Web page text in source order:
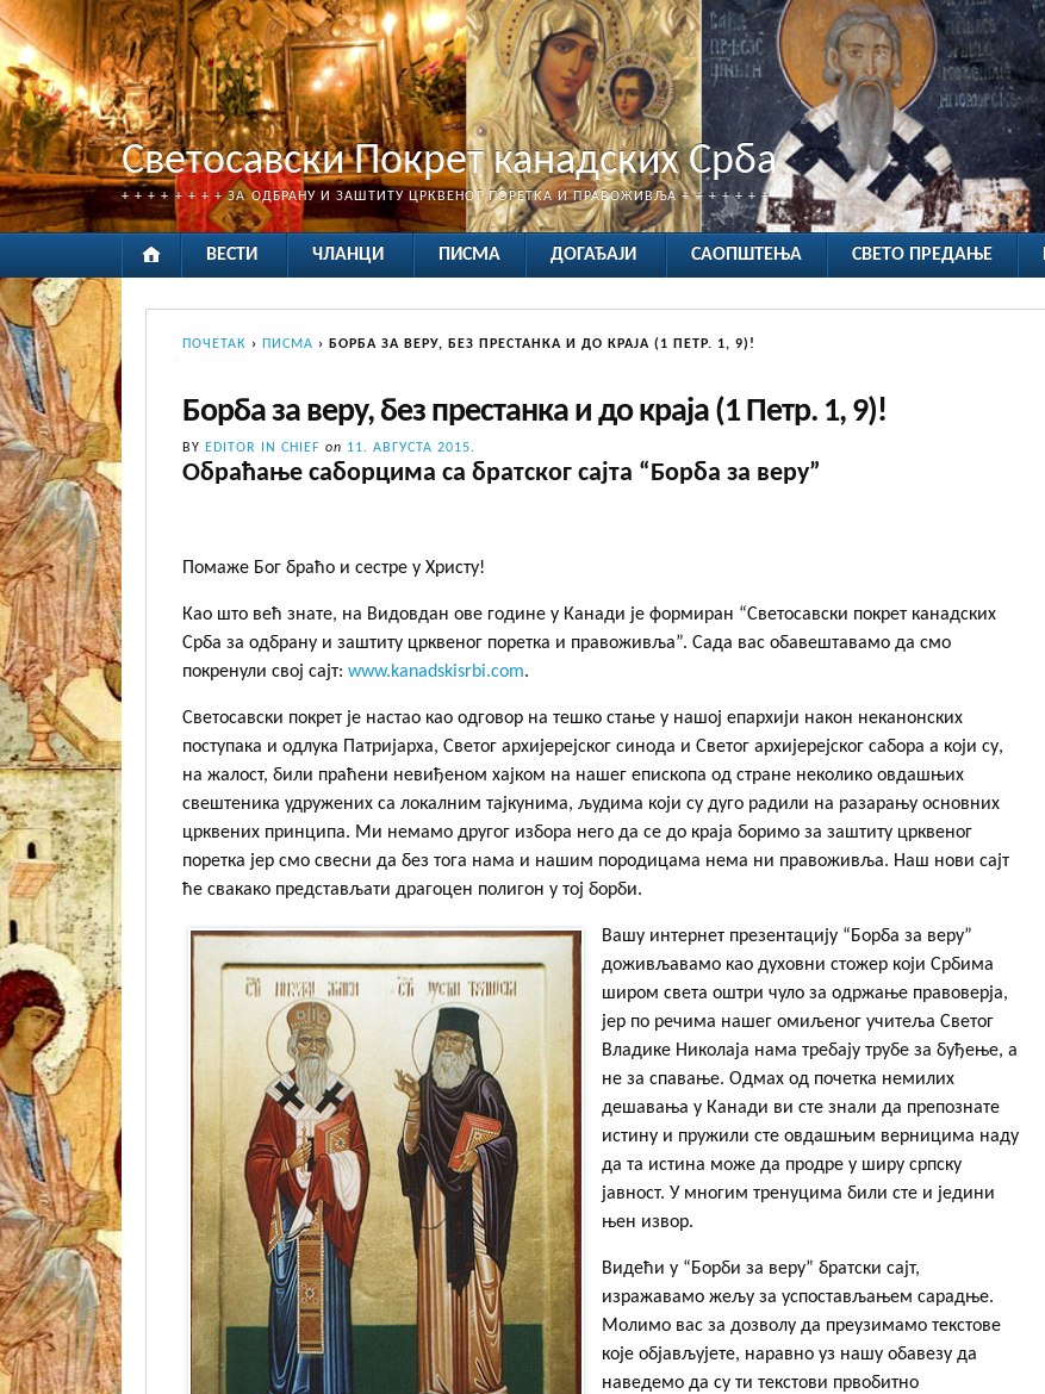
Светосавски Покрет канадских Срба
+ + + + + + + + ЗА ОДБРАНУ И ЗАШТИТУ ЦРКВЕНОГ ПОРЕТКА И ПРАВОЖИВЉА + + + + + + +
ВЕСТИ ЧЛАНЦИ ПИСМА ДОГАЂАЈИ САОПШТЕЊА СВЕТО ПРЕДАЊЕ
ПОЧЕТАК › ПИСМА › БОРБА ЗА ВЕРУ, БЕЗ ПРЕСТАНКА И ДО КРАЈА (1 ПЕТР. 1, 9)!
Борба за веру, без престанка и до краја (1 Петр. 1, 9)!
BY EDITOR IN CHIEF on 11. АВГУСТА 2015.
Обраћање саборцима са братског сајта “Борба за веру”
Помаже Бог браћо и сестре у Христу!
Као што већ знате, на Видовдан ове године у Канади је формиран “Светосавски покрет канадских
Срба за одбрану и заштиту црквеног поретка и правоживља”. Сада вас обавештавамо да смо
покренули свој сајт: www.kanadskisrbi.com.
Светосавски покрет је настао као одговор на тешко стање у нашој епархији након неканонских
поступака и одлука Патријарха, Светог архијерејског синода и Светог архијерејског сабора а који су,
на жалост, били праћени невиђеном хајком на нашег епископа од стране неколико овдашњих
свештеника удружених са локалним тајкунима, људима који су дуго радили на разарању основних
црквених принципа. Ми немамо другог избора него да се до краја боримо за заштиту црквеног
поретка јер смо свесни да без тога нама и нашим породицама нема ни правоживља. Наш нови сајт
ће свакако представљати драгоцен полигон у тој борби.
Вашу интернет презентацију “Борба за веру”
доживљавамо као духовни стожер који Србима
широм света оштри чуло за одржање правоверја,
јер по речима нашег омиљеног учитеља Светог
Владике Николаја нама требају трубе за буђење, а
не за спавање. Одмах од почетка немилих
дешавања у Канади ви сте знали да препознате
истину и пружили сте овдашњим верницима наду
да та истина може да продре у ширу српску
јавност. У многим тренуцима били сте и једини
њен извор.
Видећи у “Борби за веру” братски сајт,
изражавамо жељу за успостављањем сарадње.
Молимо вас за дозволу да преузимамо текстове
које објављујете, наравно уз нашу обавезу да
наведемо да су ти текстови првобитно